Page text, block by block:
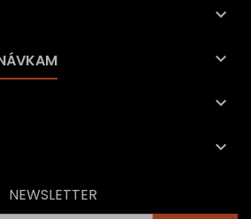




NEWSLETTER